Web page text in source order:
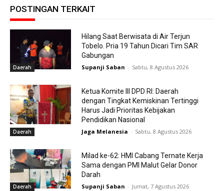
POSTINGAN TERKAIT
Daerah
Hilang Saat Berwisata di Air Terjun
Tobelo. Pria 19 Tahun Dicari Tim SAR
Gabungan
Supanji Saban - Sabtu, 8 Agustus 2026
Daerah
Ketua Komite III DPD RI: Daerah
dengan Tingkat Kemiskinan Tertinggi
Harus Jadi Prioritas Kebijakan
Pendidikan Nasional
Jaga Melanesia - Sabtu, 8 Agustus 2026
Daerah
Milad ke-62: HMI Cabang Ternate Kerja
Sama dengan PMI Malut Gelar Donor
Darah
Supanji Saban - Jumat, 7 Agustus 2026